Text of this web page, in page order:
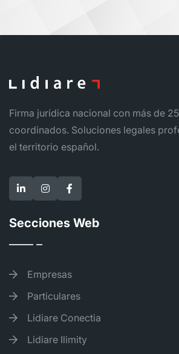
Firma jurídica nacional con más de
coordinados. Soluciones legales
el territorio español.
Secciones Web
Empresas
Particulares
Lidiare Conectia
Lidiare Ilimity